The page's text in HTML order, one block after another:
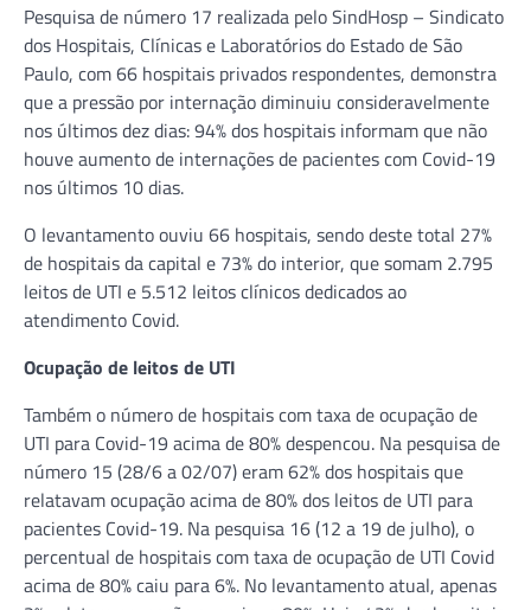
Pesquisa de número 17 realizada pelo SindHosp – Sindicato
dos Hospitais, Clínicas e Laboratórios do Estado de São
Paulo, com 66 hospitais privados respondentes, demonstra
que a pressão por internação diminuiu consideravelmente
nos últimos dez dias: 94% dos hospitais informam que não
houve aumento de internações de pacientes com Covid-19
nos últimos 10 dias.
O levantamento ouviu 66 hospitais, sendo deste total 27%
de hospitais da capital e 73% do interior, que somam 2.795
leitos de UTI e 5.512 leitos clínicos dedicados ao
atendimento Covid.
Ocupação de leitos de UTI
Também o número de hospitais com taxa de ocupação de
UTI para Covid-19 acima de 80% despencou. Na pesquisa de
número 15 (28/6 a 02/07) eram 62% dos hospitais que
relatavam ocupação acima de 80% dos leitos de UTI para
pacientes Covid-19. Na pesquisa 16 (12 a 19 de julho), o
percentual de hospitais com taxa de ocupação de UTI Covid
acima de 80% caiu para 6%. No levantamento atual, apenas